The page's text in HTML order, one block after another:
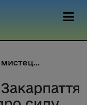
Через мистецтво Закарпаття роз...